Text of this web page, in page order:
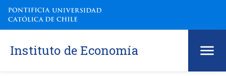
Instituto de Economía